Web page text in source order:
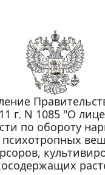
г. N 1085 "О
по обороту
психотропных